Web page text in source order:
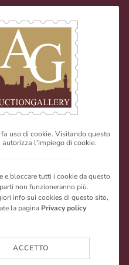
uso di cookie. Visitando questo
l'impiego di cookie.
e bloccare tutti i cookie da questo
non funzioneranno più.
info sui cookies di questo sito,
la pagina Privacy policy
ACCETTO